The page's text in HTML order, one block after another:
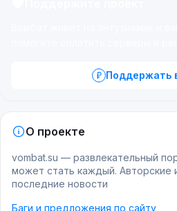
Поддержать
О проекте
vombat.su — развлекательный
может стать каждый. Авторские
последние новости
Баги и предложения по сайту